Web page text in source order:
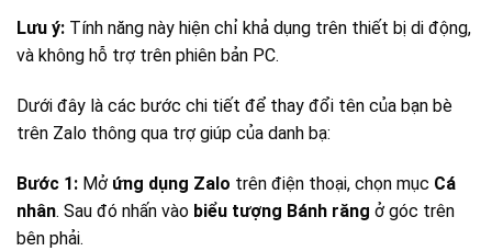
Lưu ý: Tính năng này hiện chỉ khả dụng trên thiết bị di động,
và không hỗ trợ trên phiên bản PC.
Dưới đây là các bước chi tiết để thay đổi tên của bạn bè
trên Zalo thông qua trợ giúp của danh bạ:
Bước 1: Mở ứng dụng Zalo trên điện thoại, chọn mục Cá
nhân. Sau đó nhấn vào biểu tượng Bánh răng ở góc trên
bên phải.